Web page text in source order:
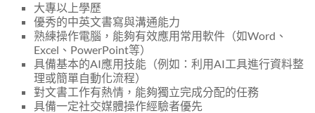
讓，
大專以上學歷
優秀的中英文書寫與溝通能力
熟練操作電腦，能夠有效應用常用軟件（如Word、
Excel、PowerPoint等）
具備基本的AI應用技能（例如：利用AI工具進行資料整
理或簡單自動化流程）
對文書工作有熱情，能夠獨立完成分配的任務
具備一定社交媒體操作經驗者優先